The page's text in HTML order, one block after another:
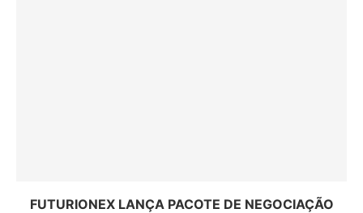
FUTURIONEX LANÇA PACOTE DE NEGOCIAÇÃO